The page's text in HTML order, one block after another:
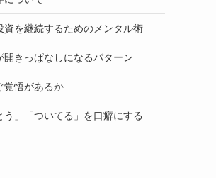
資を継続するためのメンタル術
開きっぱなしになるパターン
覚悟があるか
う」「ついてる」を口癖にする